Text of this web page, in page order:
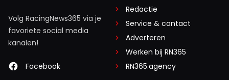
Volg RacingNews365 via je
favoriete social media
kanalen!
Facebook
Redactie
Service & contact
Adverteren
Werken bij RN365
RN365.agency